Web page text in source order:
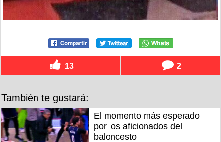
13 2
También te gustará:
El momento más esperado
por los aficionados del
baloncesto